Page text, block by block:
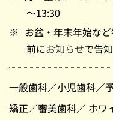
～13:30
お盆・年末年始な
前にお知らせで告
一般歯科／小児歯科／
矯正／審美歯科／ ホワ